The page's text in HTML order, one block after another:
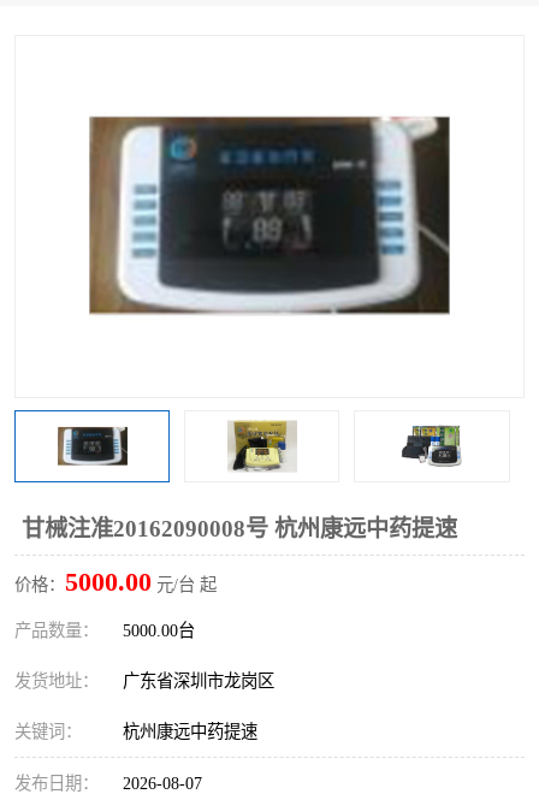
甘械注准20162090008号 杭州康远中药提速
价格： 5000.00 元/台 起
产品数量： 5000.00台
发货地址： 广东省深圳市龙岗区
关键词： 杭州康远中药提速
发布日期： 2026-08-07